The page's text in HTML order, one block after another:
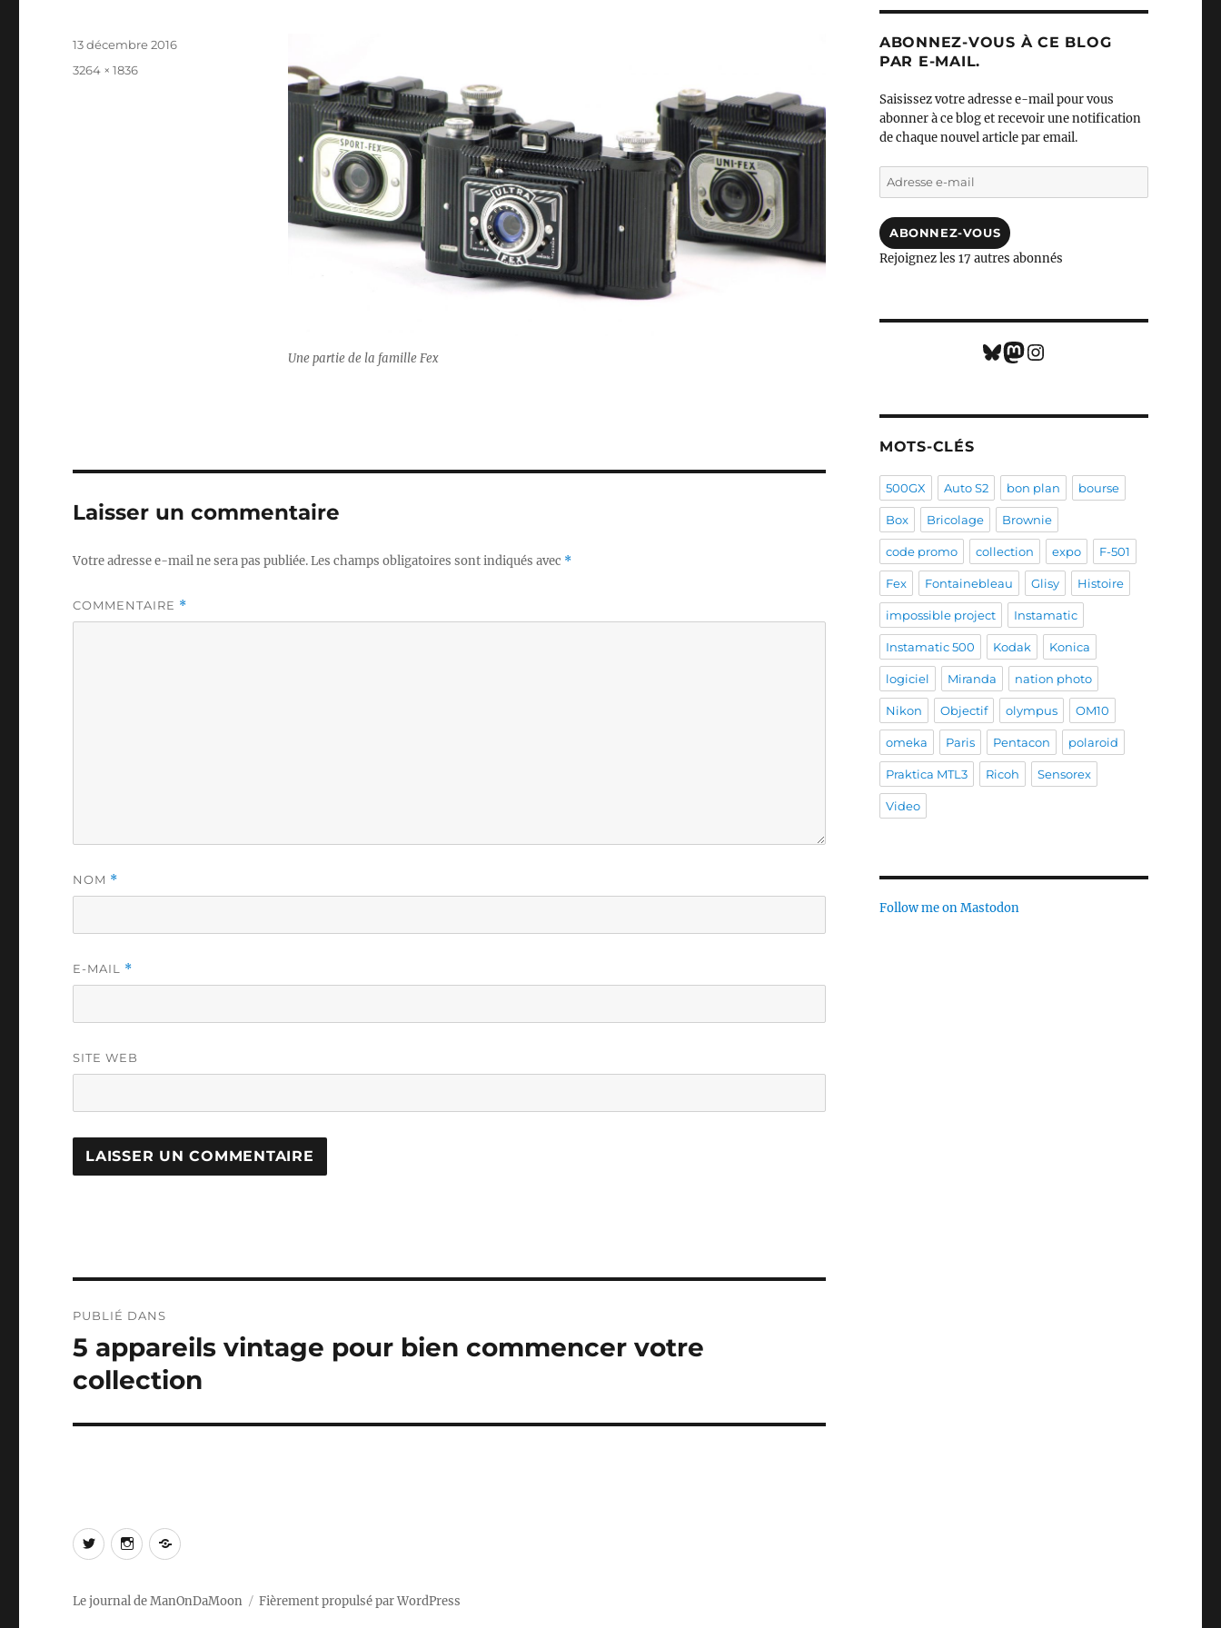
Une partie de la famille Fex
Publié
13 décembre 2016
Taille
3264 × 1836
Laisser un commentaire
Votre adresse e-mail ne sera pas publiée.Les champs obligatoires sont indiqués avec *
COMMENTAIRE *
NOM *
E-MAIL *
SITE WEB
de
l’article
PUBLIÉ DANS
5 appareils vintage pour bien commencer votre
collection
ABONNEZ-VOUS À CE BLOG
PAR E-MAIL.
Saisissez votre adresse e-mail pour vous
abonner à ce blog et recevoir une notification
de chaque nouvel article par email.
Adresse
e-
ABONNEZ-VOUS
Rejoignez les 17 autres abonnés
Bluesky
Mastodon
Instagram
MOTS-CLÉS
500GX Auto S2 bon plan bourse
Box Bricolage Brownie
code promo collection expo F-501
Fex Fontainebleau Glisy Histoire
impossible project Instamatic
Instamatic 500 Kodak Konica
logiciel Miranda nation photo
Nikon Objectif olympus OM10
omeka Paris Pentacon polaroid
Praktica MTL3 Ricoh Sensorex
Video
Follow me on Mastodon
TwitterInstagram
Log
Le journal de ManOnDaMoon Fièrement propulsé par WordPress